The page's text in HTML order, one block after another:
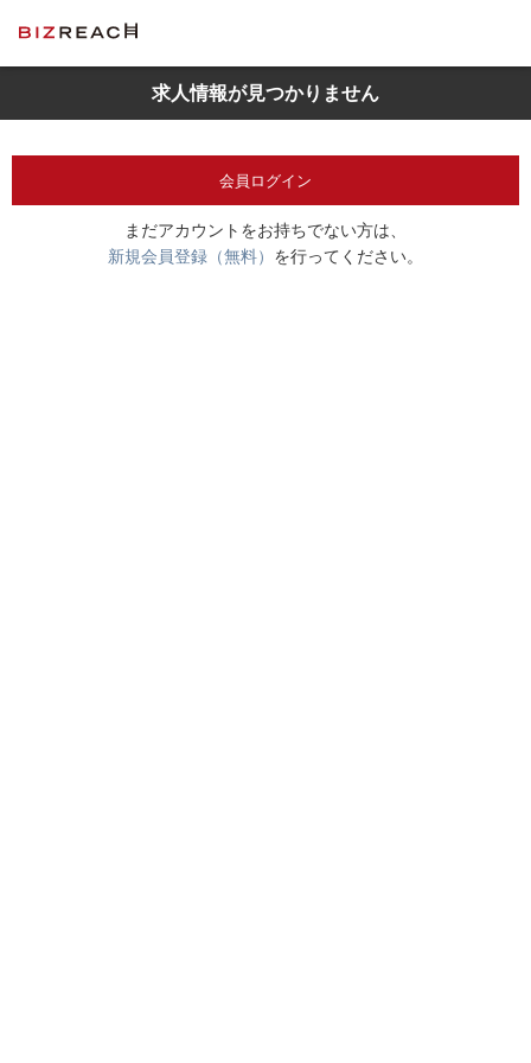
求人情報が見つかりません
会員ログイン
まだアカウントをお持ちでない方は、
新規会員登録（無料） を行ってください。